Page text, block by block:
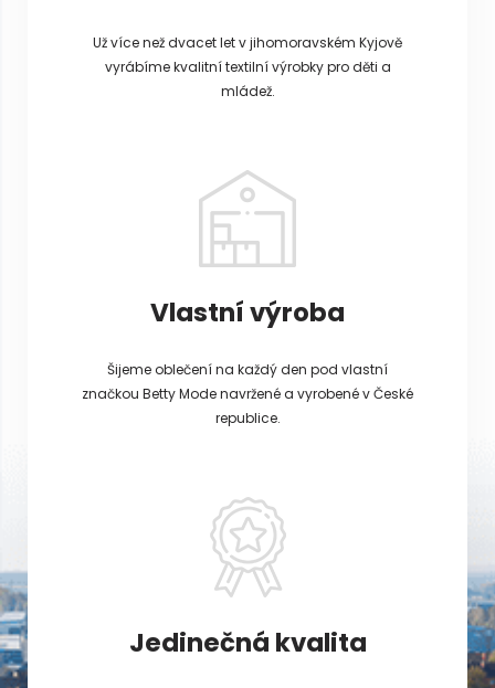
Už více než dvacet let v jihomoravském Kyjově
vyrábíme kvalitní textilní výrobky pro děti a
mládež.
Vlastní výroba
Šijeme oblečení na každý den pod vlastní
značkou Betty Mode navržené a vyrobené v České
republice.
Jedinečná kvalita